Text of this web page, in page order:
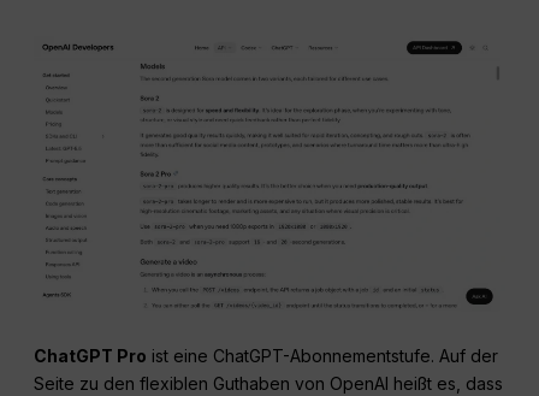
ChatGPT Pro ist eine ChatGPT-Abonnementstufe. Auf der
Seite zu den flexiblen Guthaben von OpenAI heißt es, dass